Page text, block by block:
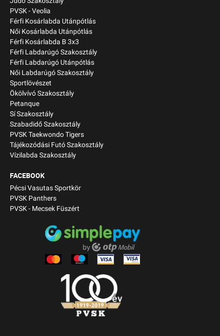
PVSK - Veolia
Férfi Kosárlabda Utánpótlás
Női Kosárlabda Utánpótlás
Férfi Kosárlabda B 3x3
Férfi Labdarúgó Szakosztály
Férfi Labdarúgó Utánpótlás
Női Labdarúgó Szakosztály
Sportlövészet
Ökölvívó Szakosztály
Petanque
Sí Szakosztály
Szabadidő Szakosztály
PVSK Taekwondo Tigers
Tájékozódási Futó Szakosztály
Vízilabda Szakosztály
FACEBOOK
Pécsi Vasutas Sportkör
PVSK Panthers
PVSK - Mecsek Füszért